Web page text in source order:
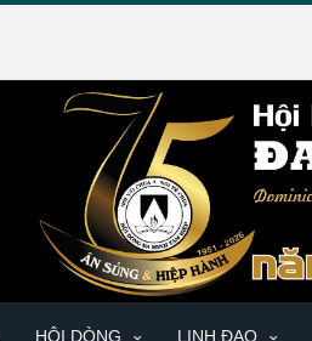
HỘI DÒNG LINH ĐẠO